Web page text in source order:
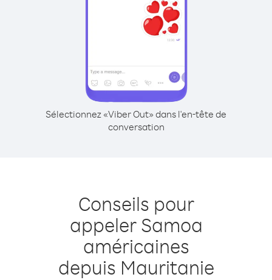
Sélectionnez «Viber Out» dans l'en-tête de
conversation
Conseils pour
appeler Samoa
américaines
depuis Mauritanie